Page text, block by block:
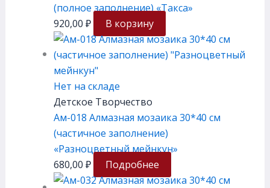
(полное заполнение) «Такса»
920,00 ₽ В корзину
Нет на складе
Детское Творчество
Ам-018 Алмазная мозаика 30*40 см
(частичное заполнение)
«Разноцветный мейнкун»
680,00 ₽ Подробнее